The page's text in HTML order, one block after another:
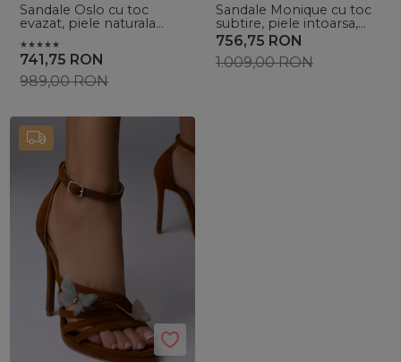
Sandale Oslo cu toc
evazat, piele naturala
741,75 RON
989,00RON
Sandale Monique cu toc
subtire, piele intoarsa,
negre
756,75 RON
1.009,00RON